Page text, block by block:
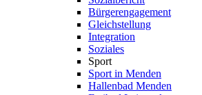
Bürgerengagement
Gleichstellung
Integration
Soziales
Sport
Sport in Menden
Hallenbad Menden